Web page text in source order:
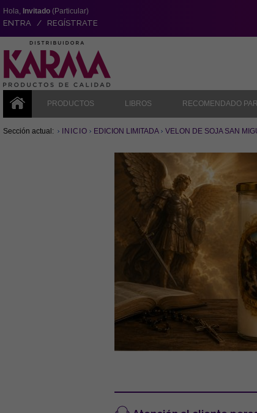
Hola, Invitado (Particular)
ENTRA / REGÍSTRATE
PRODUCTOS LIBROS RECOMENDADO
Sección actual: INICIO EDICION LIMITADA VELON DE SOJA SAN